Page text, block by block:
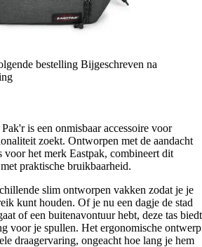
bestelling Bijgeschreven na
is een onmisbaar accessoire voor
zoekt. Ontworpen met de aandacht
voor het merk Eastpak, combineert dit
praktische bruikbaarheid.
slim ontworpen vakken zodat je je
kunt houden. Of je nu een dagje de stad
of een buitenavontuur hebt, deze tas biedt
voor je spullen. Het ergonomische ontwerp
draagervaring, ongeacht hoe lang je hem